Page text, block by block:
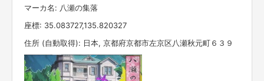
マーカ名: 八瀬の集落
座標: 35.083727,135.820327
住所 (自動取得): 日本, 京都府京都市左京区八瀬秋元町６３９